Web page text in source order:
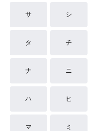
サ シ
タ チ
ナ ニ
ハ ヒ
マ ミ